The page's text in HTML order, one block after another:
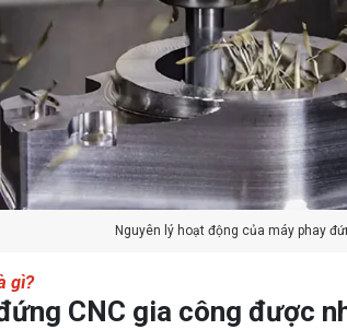
Nguyên lý hoạt động của máy phay
gì?
CNC gia công được